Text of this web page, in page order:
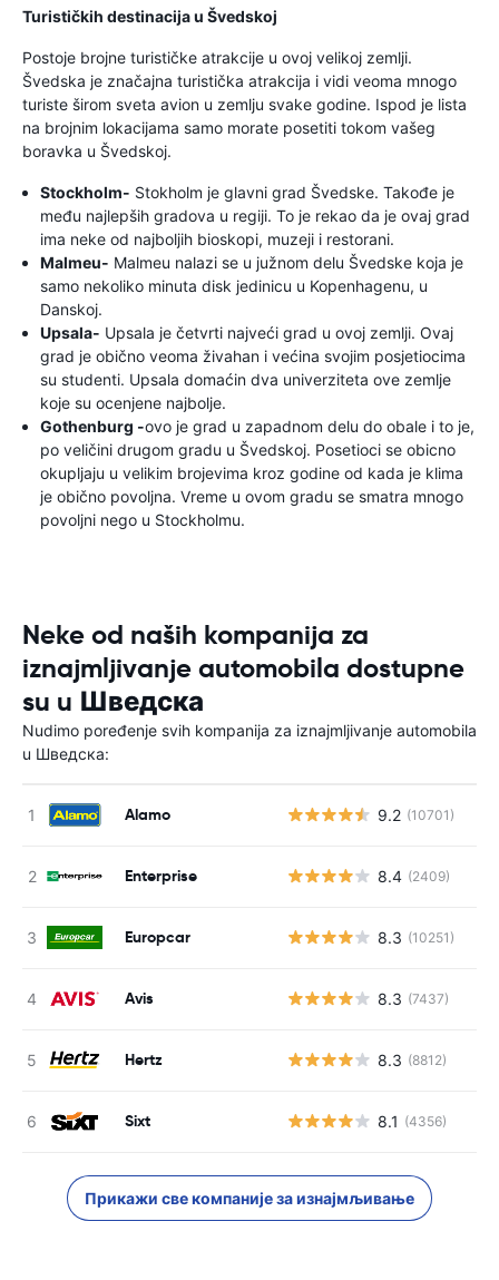
Turističkih destinacija u Švedskoj
Postoje brojne turističke atrakcije u ovoj velikoj zemlji.
Švedska je značajna turistička atrakcija i vidi veoma mnogo
turiste širom sveta avion u zemlju svake godine. Ispod je lista
na brojnim lokacijama samo morate posetiti tokom vašeg
boravka u Švedskoj.
Stockholm- Stokholm je glavni grad Švedske. Takođe je
među najlepših gradova u regiji. To je rekao da je ovaj grad
ima neke od najboljih bioskopi, muzeji i restorani.
Malmeu- Malmeu nalazi se u južnom delu Švedske koja je
samo nekoliko minuta disk jedinicu u Kopenhagenu, u
Danskoj.
Upsala- Upsala je četvrti najveći grad u ovoj zemlji. Ovaj
grad je obično veoma živahan i većina svojim posjetiocima
su studenti. Upsala domaćin dva univerziteta ove zemlje
koje su ocenjene najbolje.
Gothenburg -ovo je grad u zapadnom delu do obale i to je,
po veličini drugom gradu u Švedskoj. Posetioci se obicno
okupljaju u velikim brojevima kroz godine od kada je klima
je obično povoljna. Vreme u ovom gradu se smatra mnogo
povoljni nego u Stockholmu.
Neke od naših kompanija za
iznajmljivanje automobila dostupne
su u Шведска
Nudimo poređenje svih kompanija za iznajmljivanje automobila
u Шведска:
Alamo 9.2 (10701)
Enterprise 8.4 (2409)
Europcar 8.3 (10251)
Avis 8.3 (7437)
Hertz 8.3 (8812)
Sixt 8.1 (4356)
Прикажи све компаније за изнајмљивање